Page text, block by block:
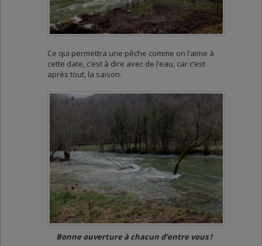
Ce qui permettra une pêche comme on l’aime à
cette date, c’est à dire avec de l’eau, car c’est
après tout, la saison.
Bonne ouverture à chacun d’entre vous !